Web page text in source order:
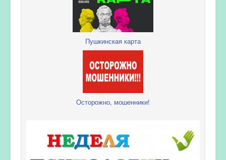
Пушкинская карта
Осторожно, мошенники!